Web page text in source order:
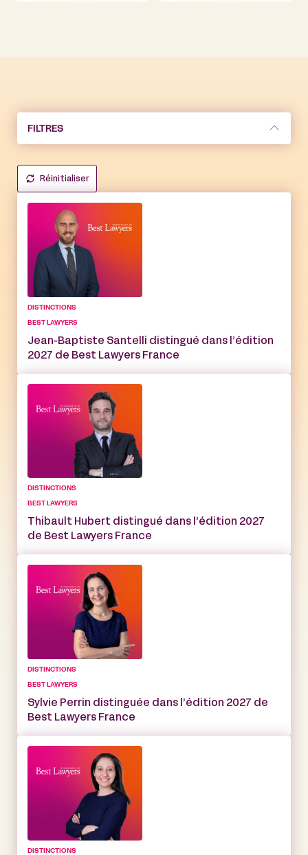
FILTRES
Réinitialiser
DISTINCTIONS
BEST LAWYERS
Jean-Baptiste Santelli distingué dans l’édition
2027 de Best Lawyers France
DISTINCTIONS
BEST LAWYERS
Thibault Hubert distingué dans l’édition 2027
de Best Lawyers France
DISTINCTIONS
BEST LAWYERS
Sylvie Perrin distinguée dans l’édition 2027 de
Best Lawyers France
DISTINCTIONS